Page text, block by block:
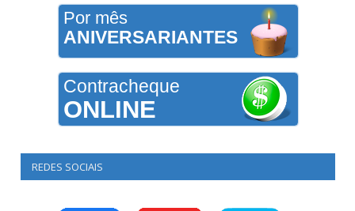
Por mês
ANIVERSARIANTES
Contracheque
ONLINE
REDES SOCIAIS